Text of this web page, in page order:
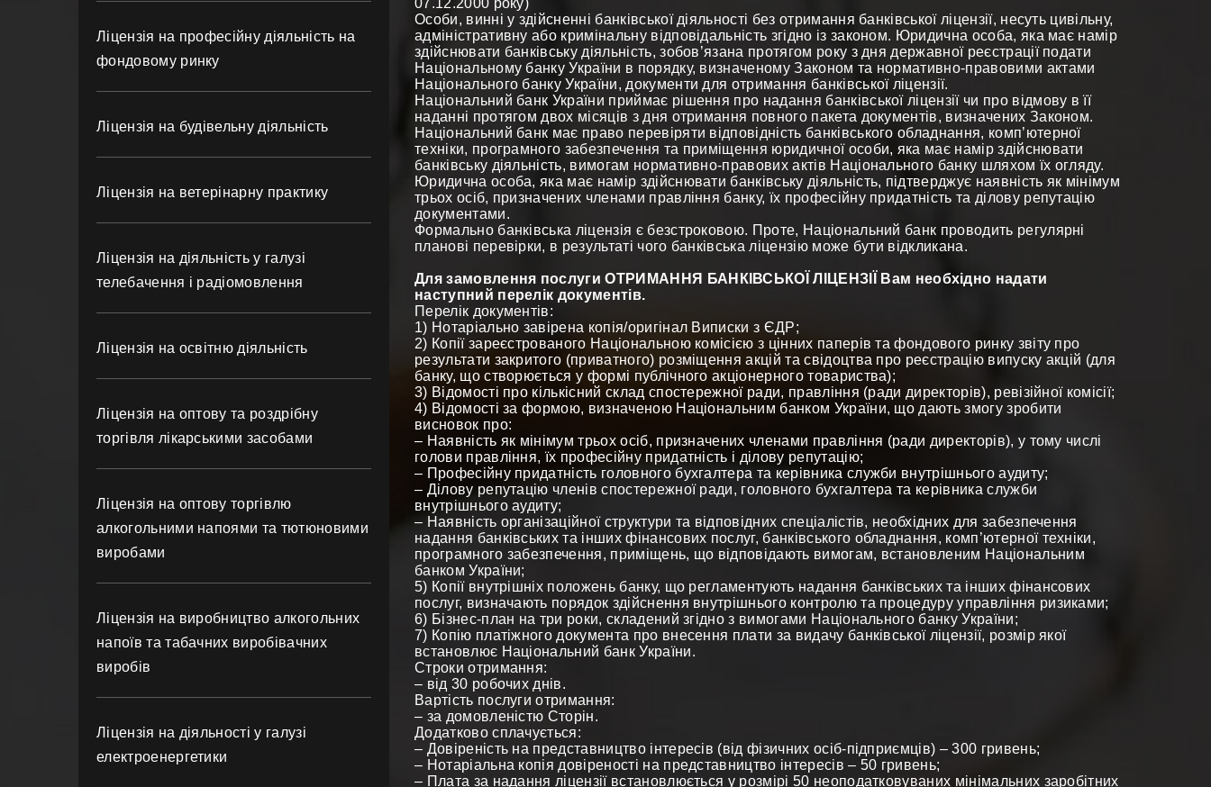
Ліцензія на професійну діяльність на
фондовому ринку
Ліцензія на будівельну діяльність
Ліцензія на ветерінарну практику
Ліцензія на діяльність у галузі
телебачення і радіомовлення
Ліцензія на освітню діяльність
Ліцензія на оптову та роздрібну
торгівля лікарськими засобами
Ліцензія на оптову торгівлю
алкогольними напоями та тютюновими
виробами
Ліцензія на виробництво алкогольних
напоїв та табачних виробівачних
виробів
Ліцензія на діяльності у галузі
електроенергетики
07.12.2000 року)
Особи, винні у здійсненні банківської діяльності без отримання банківської ліцензії, несуть цивільну,
адміністративну або кримінальну відповідальність згідно із законом. Юридична особа, яка має намір
здійснювати банківську діяльність, зобов’язана протягом року з дня державної реєстрації подати
Національному банку України в порядку, визначеному Законом та нормативно-правовими актами
Національного банку України, документи для отримання банківської ліцензії.
Національний банк України приймає рішення про надання банківської ліцензії чи про відмову в її
наданні протягом двох місяців з дня отримання повного пакета документів, визначених Законом.
Національний банк має право перевіряти відповідність банківського обладнання, комп’ютерної
техніки, програмного забезпечення та приміщення юридичної особи, яка має намір здійснювати
банківську діяльність, вимогам нормативно-правових актів Національного банку шляхом їх огляду.
Юридична особа, яка має намір здійснювати банківську діяльність, підтверджує наявність як мінімум
трьох осіб, призначених членами правління банку, їх професійну придатність та ділову репутацію
документами.
Формально банківська ліцензія є безстроковою. Проте, Національний банк проводить регулярні
планові перевірки, в результаті чого банківська ліцензію може бути відкликана.
Для замовлення послуги ОТРИМАННЯ БАНКІВСЬКОЇ ЛІЦЕНЗІЇ Вам необхідно надати
наступний перелік документів.
Перелік документів:
1) Нотаріально завірена копія/оригінал Виписки з ЄДР;
2) Копії зареєстрованого Національною комісією з цінних паперів та фондового ринку звіту про
результати закритого (приватного) розміщення акцій та свідоцтва про реєстрацію випуску акцій (для
банку, що створюється у формі публічного акціонерного товариства);
3) Відомості про кількісний склад спостережної ради, правління (ради директорів), ревізійної комісії;
4) Відомості за формою, визначеною Національним банком України, що дають змогу зробити
висновок про:
– Наявність як мінімум трьох осіб, призначених членами правління (ради директорів), у тому числі
голови правління, їх професійну придатність і ділову репутацію;
– Професійну придатність головного бухгалтера та керівника служби внутрішнього аудиту;
– Ділову репутацію членів спостережної ради, головного бухгалтера та керівника служби
внутрішнього аудиту;
– Наявність організаційної структури та відповідних спеціалістів, необхідних для забезпечення
надання банківських та інших фінансових послуг, банківського обладнання, комп’ютерної техніки,
програмного забезпечення, приміщень, що відповідають вимогам, встановленим Національним
банком України;
5) Копії внутрішніх положень банку, що регламентують надання банківських та інших фінансових
послуг, визначають порядок здійснення внутрішнього контролю та процедуру управління ризиками;
6) Бізнес-план на три роки, складений згідно з вимогами Національного банку України;
7) Копію платіжного документа про внесення плати за видачу банківської ліцензії, розмір якої
встановлює Національний банк України.
Строки отримання:
– від 30 робочих днів.
Вартість послуги отримання:
– за домовленістю Сторін.
Додатково сплачується:
– Довіреність на представництво інтересів (від фізичних осіб-підприємців) – 300 гривень;
– Нотаріальна копія довіреності на представництво інтересів – 50 гривень;
– Плата за надання ліцензії встановлюється у розмірі 50 неоподатковуваних мінімальних заробітних